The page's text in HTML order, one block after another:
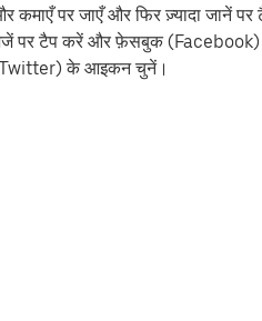
कमाएँपर जाएँ और फिरज़्यादा जानेंपर
पर टैप करें और फ़ेसबुक (Facebook)
के आइकन चुनें।